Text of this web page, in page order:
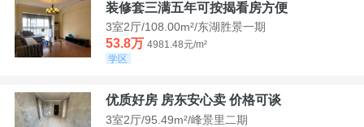
装修套三满五年可按揭看房方便
3室2厅/108.00m²/东湖胜景一期
53.8万 4981.48元/m²
学区
优质好房 房东安心卖 价格可谈
3室2厅/95.49m²/峰景里二期